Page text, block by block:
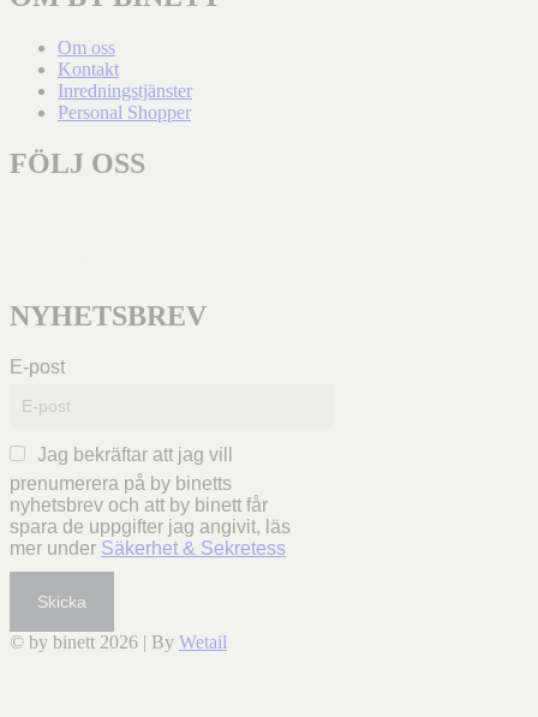
Om oss
Kontakt
Inredningstjänster
Personal Shopper
FÖLJ OSS
NYHETSBREV
E-post
Jag bekräftar att jag vill
prenumerera på by binetts
nyhetsbrev och att by binett får
spara de uppgifter jag angivit, läs
mer under Säkerhet & Sekretess
Skicka
© by binett 2026 | By Wetail